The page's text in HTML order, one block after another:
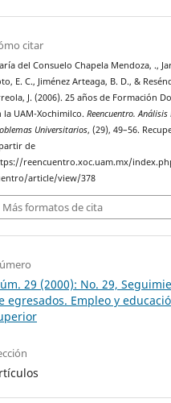
citar
del Consuelo Chapela Mendoza, .,
E. C., Jiménez Arteaga, B. D., &
J. (2006). 25 años de Formación
la UAM-Xochimilco.Reencuentro. Análisis
Universitarios, (29), 49–56.
de
reencuentro.xoc.uam.mx/
article/view/378
Más formatos de cita
29 (2000): No. 29,
egresados. Empleo y